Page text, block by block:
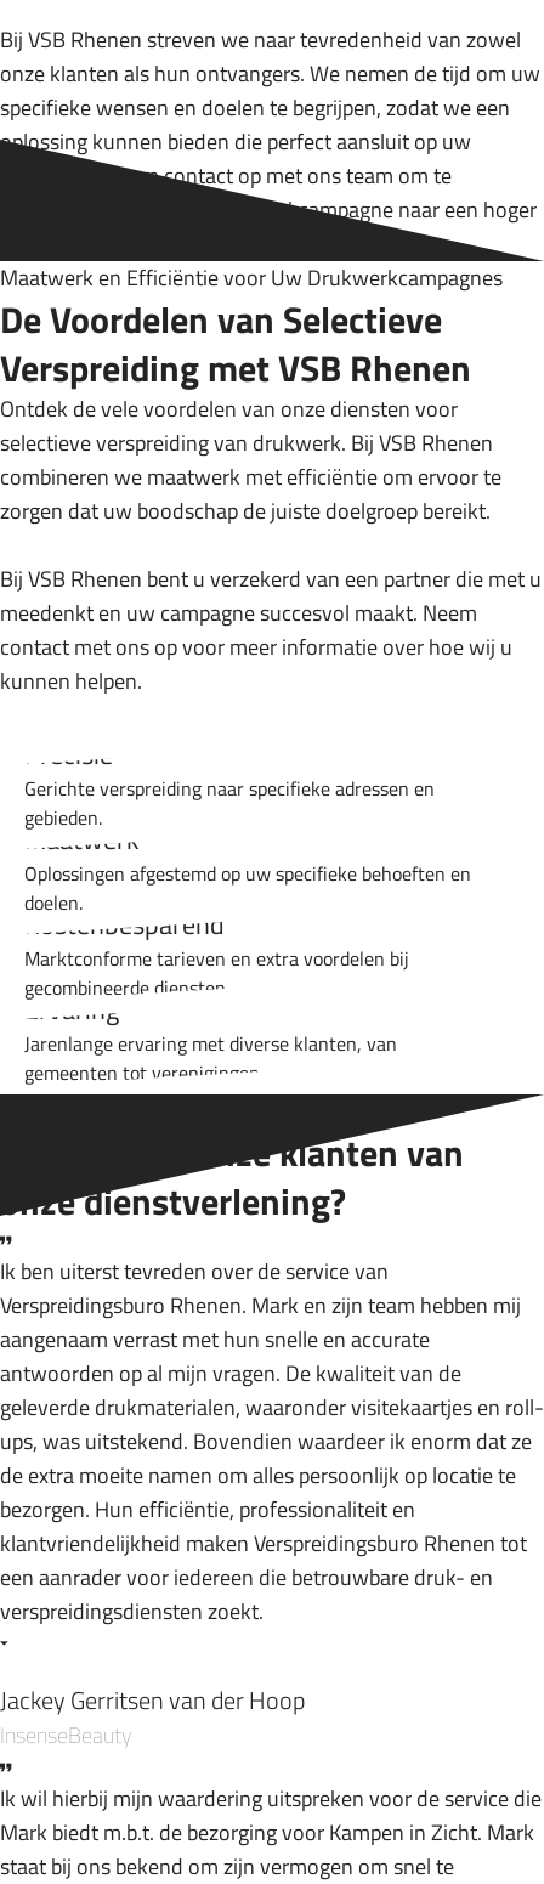
Goederen Distributie
Op zoek naar een kleine of grote
koerier? Neem contact op met
kunnen en willen graag zorgdragen,
met ons voertuigpark, voor een tijdige
levering van uw product op locatie.
Bij VSB Rhenen streven we naar tevredenheid van zowel
onze klanten als hun ontvangers. We nemen de tijd om uw
specifieke wensen en doelen te begrijpen, zodat we een
oplossing kunnen bieden die perfect aansluit op uw
behoeften. Neem contact op met ons team om te
ontdekken hoe wij uw drukwerkcampagne naar een hoger
Maatwerk en Efficiëntie voor Uw Drukwerkcampagnes
De Voordelen van Selectieve
Verspreiding met VSB Rhenen
Ontdek de vele voordelen van onze diensten voor
selectieve verspreiding van drukwerk. Bij VSB Rhenen
combineren we maatwerk met efficiëntie om ervoor te
zorgen dat uw boodschap de juiste doelgroep bereikt.
Bij VSB Rhenen bent u verzekerd van een partner die met u
meedenkt en uw campagne succesvol maakt. Neem
contact met ons op voor meer informatie over hoe wij u
kunnen helpen.
Precisie
Gerichte verspreiding naar specifieke adressen en
gebieden.
Maatwerk
Oplossingen afgestemd op uw specifieke behoeften en
doelen.
Kostenbesparend
Marktconforme tarieven en extra voordelen bij
gecombineerde diensten.
Ervaring
Jarenlange ervaring met diverse klanten, van
gemeenten tot verenigingen.
Kwaliteit
Hoogwaardige drukwerkoplossingen die indruk maken.
Wat zeggen onze klanten van
onze dienstverlening?
Ik ben uiterst tevreden over de service van
Verspreidingsburo Rhenen. Mark en zijn team hebben mij
aangenaam verrast met hun snelle en accurate
antwoorden op al mijn vragen. De kwaliteit van de
geleverde drukmaterialen, waaronder visitekaartjes en roll-
ups, was uitstekend. Bovendien waardeer ik enorm dat ze
de extra moeite namen om alles persoonlijk op locatie te
bezorgen. Hun efficiëntie, professionaliteit en
klantvriendelijkheid maken Verspreidingsburo Rhenen tot
een aanrader voor iedereen die betrouwbare druk- en
verspreidingsdiensten zoekt.
Jackey Gerritsen van der Hoop
InsenseBeauty
Ik wil hierbij mijn waardering uitspreken voor de service die
Mark biedt m.b.t. de bezorging voor Kampen in Zicht. Mark
staat bij ons bekend om zijn vermogen om snel te